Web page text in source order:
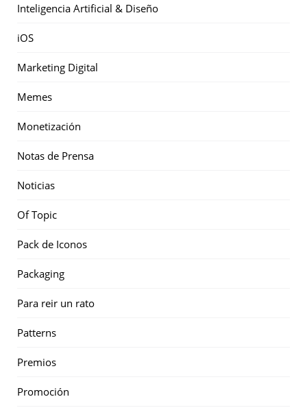
Inteligencia Artificial & Diseño
iOS
Marketing Digital
Memes
Monetización
Notas de Prensa
Noticias
Of Topic
Pack de Iconos
Packaging
Para reir un rato
Patterns
Premios
Promoción